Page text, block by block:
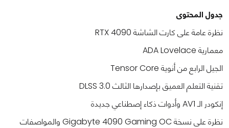
جدول المحتوى
نظرة عامة على كارت الشاشة RTX 4090
معمارية ADA Lovelace
الجيل الرابع من أنوية Tensor Core
تقنية التعلم العميق بإصدارها الثالث DLSS 3.0
إنكودر الـ AV1 وأدوات ذكاء إصطناعي جديدة
نظرة على نسخة Gigabyte 4090 Gaming OC والمواصفات